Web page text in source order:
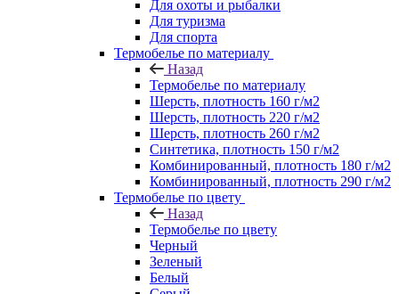
Для охоты и рыбалки
Для туризма
Для спорта
Термобелье по материалу
Назад
Термобелье по материалу
Шерсть, плотность 160 г/м2
Шерсть, плотность 220 г/м2
Шерсть, плотность 260 г/м2
Синтетика, плотность 150 г/м2
Комбинированный, плотность 180 г/м2
Комбинированный, плотность 290 г/м2
Термобелье по цвету
Назад
Термобелье по цвету
Черный
Зеленый
Белый